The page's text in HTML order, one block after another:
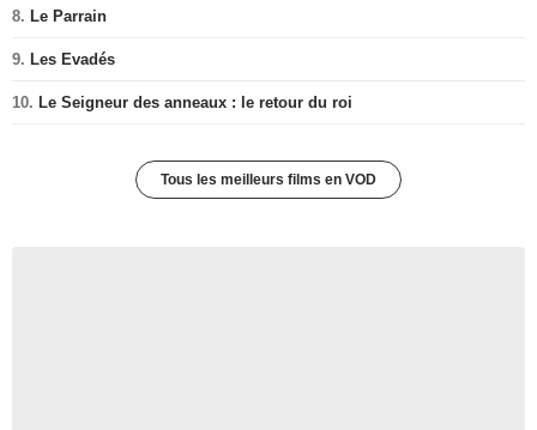
8. Le Parrain
9. Les Evadés
10. Le Seigneur des anneaux : le retour du roi
Tous les meilleurs films en VOD